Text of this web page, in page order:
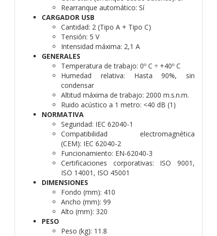
Rearranque automático: Sí
CARGADOR USB
Cantidad: 2 (Tipo A + Tipo C)
Tensión: 5 V
Intensidad máxima: 2,1 A
GENERALES
Temperatura de trabajo: 0º C ÷ +40º C
Humedad relativa: Hasta 90%, sin
condensar
Altitud máxima de trabajo: 2000 m.s.n.m.
Ruido acústico a 1 metro: <40 dB (1)
NORMATIVA
Seguridad: IEC 62040-1
Compatibilidad electromagnética
(CEM): IEC 62040-2
Funcionamiento: EN-62040-3
Certificaciones corporativas: ISO 9001,
ISO 14001, ISO 45001
DIMENSIONES
Fondo (mm): 410
Ancho (mm): 99
Alto (mm): 320
PESO
Peso (kg): 11.8